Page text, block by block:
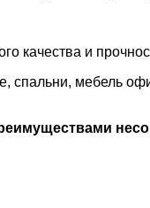
качества и
спальни, мебель